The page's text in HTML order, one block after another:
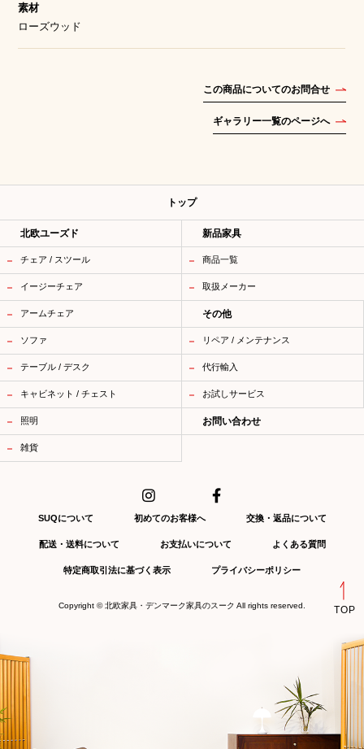
素材
ローズウッド
この商品についてのお問合せ
ギャラリー一覧のページへ
トップ
北欧ユーズド
チェア / スツール
イージーチェア
アームチェア
ソファ
テーブル / デスク
キャビネット / チェスト
照明
雑貨
新品家具
商品一覧
取扱メーカー
その他
リペア / メンテナンス
代行輸入
お試しサービス
お問い合わせ
SUQについて 初めてのお客様へ 交換・返品について
配送・送料について お支払いについて よくある質問
特定商取引法に基づく表示 プライバシーポリシー
Copyright ©北欧家具・デンマーク家具のスーク All rights reserved.